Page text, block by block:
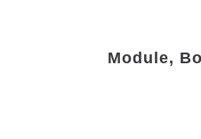
Module,